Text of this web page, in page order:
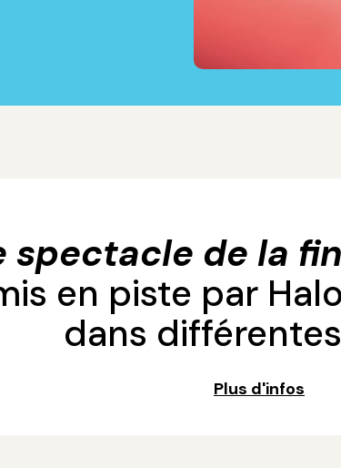
spectacle de la
en piste par
dans
Plus d'infos